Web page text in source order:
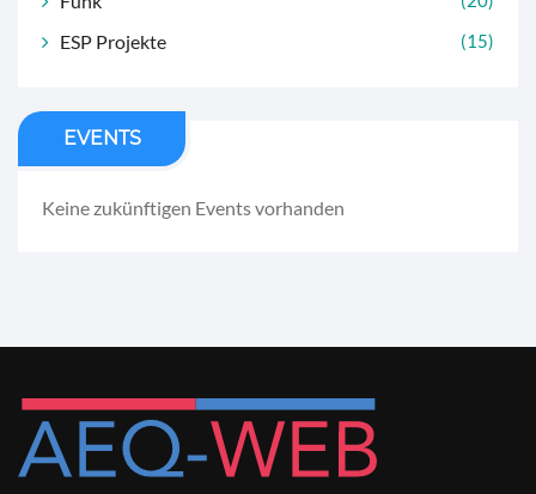
ESP Projekte (15)
EVENTS
Keine zukünftigen Events vorhanden